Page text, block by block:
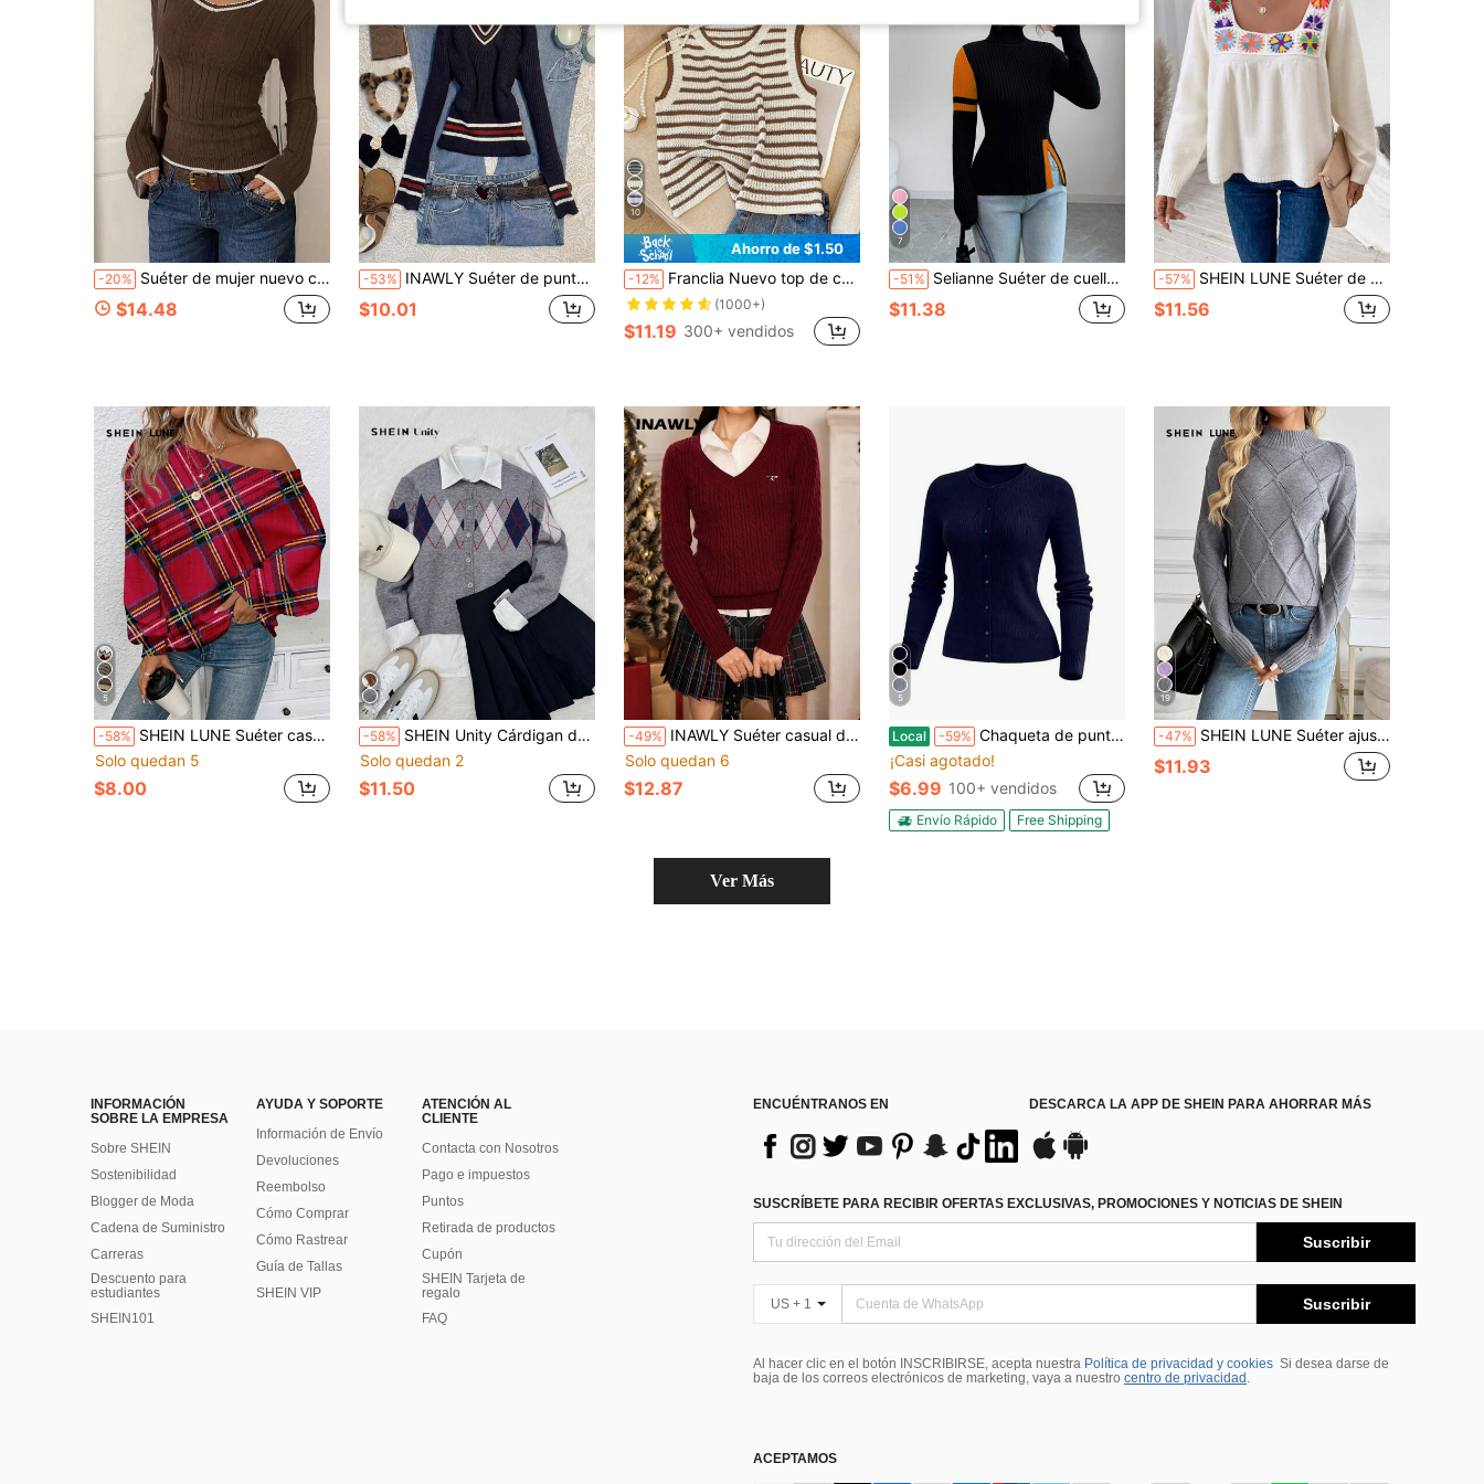
-20% Suéter de mujer nuevo con cuello en V, ribete de contraste, punto de cable, manga larga, ajuste ceñido, puños acanalados, elegante casual para vacaciones, uso diario y salidas, punto para otoño e invierno
$14.48
-53% INAWLY Suéter de punto casual de manga larga con cuello en V y rayas para mujer
$10.01
10
Ahorro de $1.50
-12% Franclia Nuevo top de chaleco corto tejido a rayas y en bloque de color retro, diseño único de suéter sin mangas para mujer
(1000+)
$11.19 300+ vendidos
7
-51% Selianne Suéter de cuello alto negro con parches de mujer, con dobladillo verde, abertura y contraste de color, un regalo ideal para Navidad, Año Nuevo y Acción de Gracias
$11.38
-57% SHEIN LUNE Suéter de cuello cuadrado con bordado floral de manga larga, color de flor aleatorio, jersey de punto para otoño e invierno
$11.56
5
-58% SHEIN LUNE Suéter casual de mujer con hombros descubiertos, estampado a cuadros y contraste de colores, estilo inglés, adecuado para otoño/invierno, apropiado para salidas, fiestas, estilo callejero, ir al trabajo, Año Nuevo, Halloween, con un toque retro y elegante
Solo quedan 5
$8.00
-58% SHEIN Unity Cárdigan de punto con cuello redondo y cierre simple, con bloque de color y patrón de diamantes para mujer, estilo universitario retro, de vuelta al colegio, otoñal, cálido y cómodo, versátil, vintage, adecuado para salidas diarias, citas, tardes de té, reuniones con amigos
Solo quedan 2
$11.50
-49% INAWLY Suéter casual de mujer con bordado de letras y tejido retorcido de cuello en V, otoño/invierno
Solo quedan 6
$12.87
5
Local -59% Chaqueta de punto informal de alta calidad con doble botón, apta para la oficina y todas las estaciones
¡Casi agotado!
$6.99 100+ vendidos
Envío Rápido Free Shipping
19
-47% SHEIN LUNE Suéter ajustado de hombros caídos de unicolor minimalista para mujer, otoño/invierno
$11.93
Ver Más
INFORMACIÓN
SOBRE LA EMPRESA
Sobre SHEIN
Sostenibilidad
Blogger de Moda
Cadena de Suministro
Carreras
Descuento para
estudiantes
SHEIN101
AYUDA Y SOPORTE
Información de Envío
Devoluciones
Reembolso
Cómo Comprar
Cómo Rastrear
Guía de Tallas
SHEIN VIP
ATENCIÓN AL
CLIENTE
Contacta con Nosotros
Pago e impuestos
Puntos
Retirada de productos
Cupón
SHEIN Tarjeta de
regalo
FAQ
ENCUÉNTRANOS EN DESCARCA LA APP DE SHEIN PARA AHORRAR MÁS
SUSCRÍBETE PARA RECIBIR OFERTAS EXCLUSIVAS, PROMOCIONES Y NOTICIAS DE SHEIN
Suscribir
US + 1 Suscribir
Al hacer clic en el botón INSCRIBIRSE, acepta nuestra Política de privacidad y cookies Si desea darse de
baja de los correos electrónicos de marketing, vaya a nuestro centro de privacidad .
ACEPTAMOS